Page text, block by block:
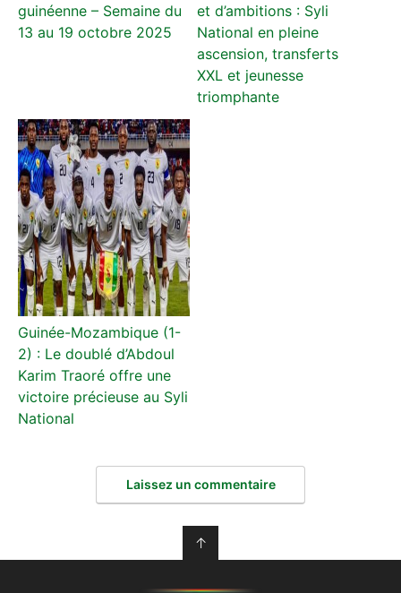
guinéenne – Semaine du
13 au 19 octobre 2025
et d’ambitions : Syli
National en pleine
ascension, transferts
XXL et jeunesse
triomphante
Guinée-Mozambique (1-
2) : Le doublé d’Abdoul
Karim Traoré offre une
victoire précieuse au Syli
National
Laissez un commentaire
↑